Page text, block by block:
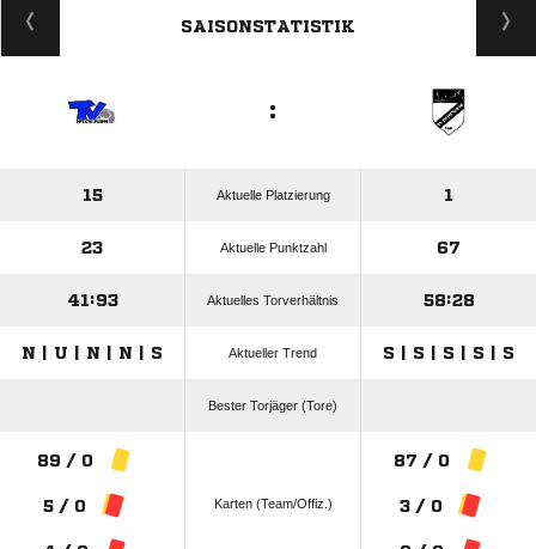
SAISONSTATISTIK
:
15 Aktuelle Platzierung 1
23 Aktuelle Punktzahl 67
41:93 Aktuelles Torverhältnis 58:28
N | U | N | N | S Aktueller Trend S | S | S | S | S
Bester Torjäger (Tore)
89 / 0
5 / 0 Karten (Team/Offiz.)
87 / 0
3 / 0